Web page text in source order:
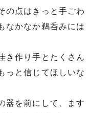
の点はきっと手ごわ
なかなか鵜呑みには
き作り手とたくさん
っと信じてほしいな
器を前にして、ます